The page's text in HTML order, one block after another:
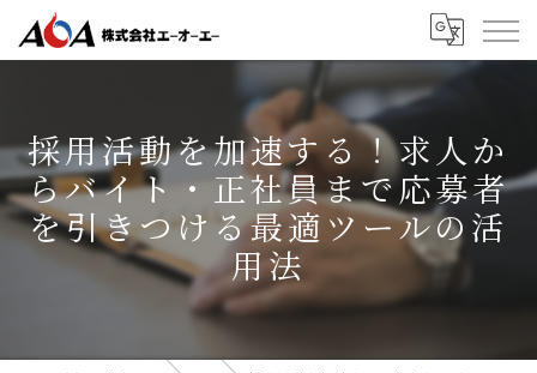
採用活動を加速する！求人か
らバイト・正社員まで応募者
を引きつける最適ツールの活
用法